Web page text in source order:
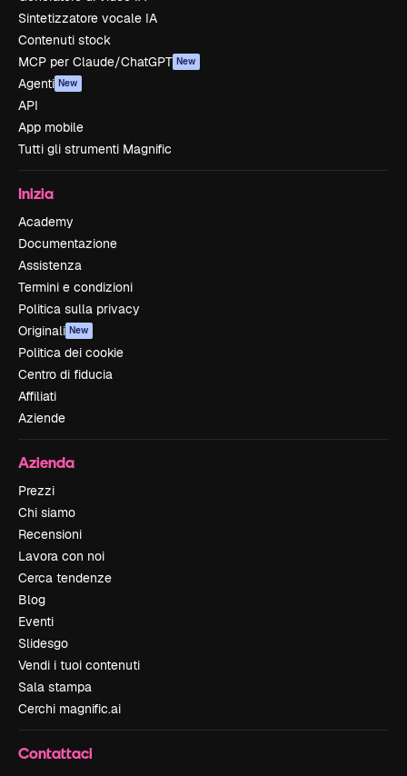
Sintetizzatore vocale IA
Contenuti stock
MCP per Claude/ChatGPT New
Agenti New
API
App mobile
Tutti gli strumenti Magnific
Inizia
Academy
Documentazione
Assistenza
Termini e condizioni
Politica sulla privacy
Originali New
Politica dei cookie
Centro di fiducia
Affiliati
Aziende
Azienda
Prezzi
Chi siamo
Recensioni
Lavora con noi
Cerca tendenze
Blog
Eventi
Slidesgo
Vendi i tuoi contenuti
Sala stampa
Cerchi magnific.ai
Contattaci